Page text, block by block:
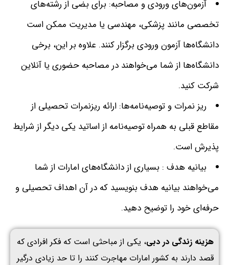
آزمون‌های ورودی و مصاحبه: برای بضی از رشته‌های
تخصصی مانند پزشکی، مهندسی یا مدیریت ممکن است
دانشگاه‌ها آزمون ورودی برگزار کنند. علاوه بر این، برخی
دانشگاه‌ها از شما می‌خواهند در مصاحبه حضوری یا آنلاین
شرکت کنید.
ریز نمرات و توصیه‌نامه‌ها: ارائه ریزنمرات تحصیلی از
مقاطع قبلی به همراه توصیه‌نامه از اساتید یکی دیگر از شرایط
پذیرش است.
بیانیه هدف : بسیاری از دانشگاه‌های امارات از شما
می‌خواهند بیانیه هدف بنویسید که در آن اهداف تحصیلی و
حرفه‌ای خود را توضیح دهید.
هزینه زندگی در دبی، یکی از مباحثی است که فکر افرادی که
قصد دارند به کشور امارات مهاجرت کنند را تا حد زیادی درگیر